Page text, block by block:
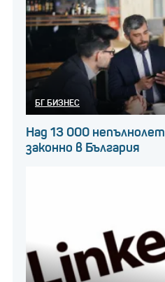
БГ БИЗНЕС
Над 13 000
законно в България